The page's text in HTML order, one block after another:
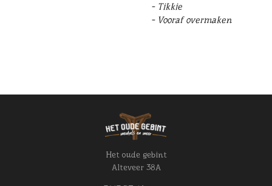
- Tikkie
- Vooraf overmaken
Het oude gebint
Alteveer 38A